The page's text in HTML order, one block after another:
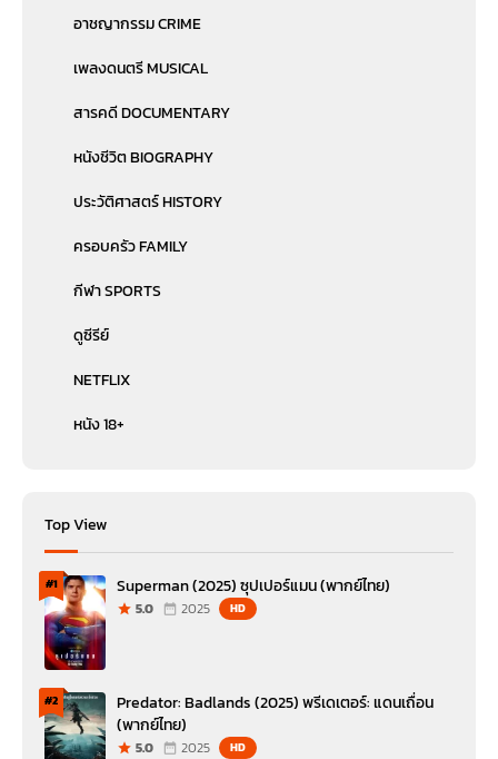
อาชญากรรม CRIME
เพลงดนตรี MUSICAL
สารคดี DOCUMENTARY
หนังชีวิต BIOGRAPHY
ประวัติศาสตร์ HISTORY
ครอบครัว FAMILY
กีฬา SPORTS
ดูซีรีย์
NETFLIX
หนัง 18+
Top View
#1 Superman (2025) ซุปเปอร์แมน (พากย์ไทย)
5.0 2025 HD
#2
Predator: Badlands (2025) พรีเดเตอร์: แดนเถื่อน
(พากย์ไทย)
5.0 2025 HD